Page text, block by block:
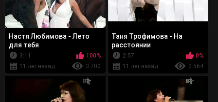
Настя Любимова - Лето
для тебя
3:11
100%
11 лет назад
3 700
Таня Трофимова - На
расстоянии
2:57
0%
11 лет назад
2 564